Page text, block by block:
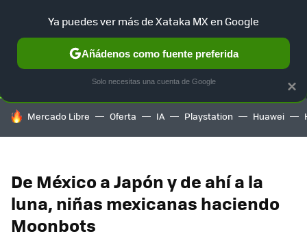
SELECCIÓN GAMING HOME AUTO TERRITORIO
HOY SE HABLA DE
Mercado Libre Oferta IA Playstation Huawei
De México a Japón y de ahí a la
luna, niñas mexicanas haciendo
Moonbots
×
Ya puedes ver más de Xataka MX en Google
Añádenos como fuente preferida
Solo necesitas una cuenta de Google